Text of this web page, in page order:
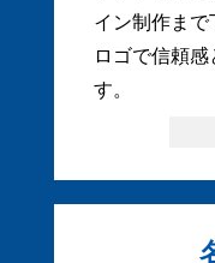
イン制作まで
ロゴで信頼
す。